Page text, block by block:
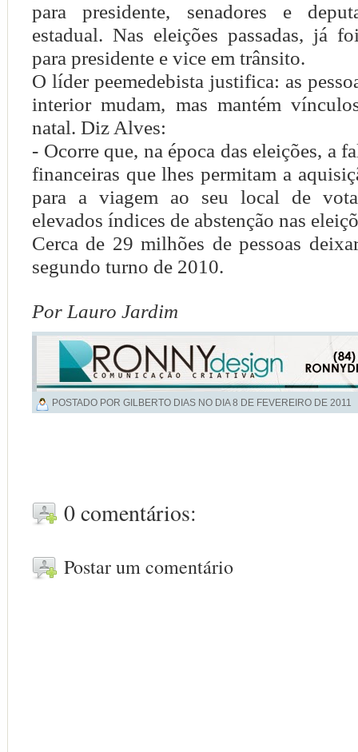
para presidente, senadores e
estadual. Nas eleições passadas, já
para presidente e vice em trânsito.
O líder peemedebista justifica: as
interior mudam, mas mantém
natal. Diz Alves:
- Ocorre que, na época das eleições, a
financeiras que lhes permitam a
para a viagem ao seu local de
elevados índices de abstenção nas
Cerca de 29 milhões de pessoas
segundo turno de 2010.
Por Lauro Jardim
POSTADO POR GILBERTO DIAS NO DIA8 DE FEVEREIRO DE 2011
0 comentários:
Postar um comentário